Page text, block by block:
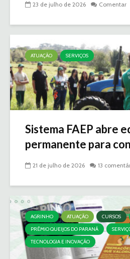
23 de julho de 2026 Comentar
ATUAÇÃO SERVIÇOS
Sistema FAEP abre
permanente para
21 de julho de 2026 13
AGRINHO ATUAÇÃO CURSOS
PRÊMIO QUEIJOS DO PARANÁ
TECNOLOGIA E INOVAÇÃO